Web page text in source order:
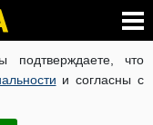
подтверждаете, что
и согласны с
КОРОНАВИРУС В
УКРАЇНСЬКОЮ